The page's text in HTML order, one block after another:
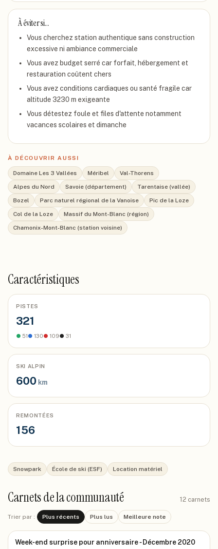
À éviter si…
Vous cherchez station authentique sans construction
excessive ni ambiance commerciale
Vous avez budget serré car forfait, hébergement et
restauration coûtent chers
Vous avez conditions cardiaques ou santé fragile car
altitude 3230 m exigeante
Vous détestez foule et files d'attente notamment
vacances scolaires et dimanche
À DÉCOUVRIR AUSSI
Domaine Les 3 Vallées Méribel
Val-Thorens
Alpes du Nord
Savoie (département)
Tarentaise (vallée)
Bozel
Parc naturel régional de la Vanoise
Pic de la Loze
Col de la Loze
Massif du Mont-Blanc (région)
Chamonix-Mont-Blanc (station voisine)
Caractéristiques
PISTES
321
● 51● 130● 109● 31
SKI ALPIN
600 km
REMONTÉES
156
Snowpark École de ski (ESF) Location matériel
Carnets de la communauté 12 carnets
Trier par : Plus récents Plus lus Meilleure note
Week-end surprise pour anniversaire - Décembre 2020